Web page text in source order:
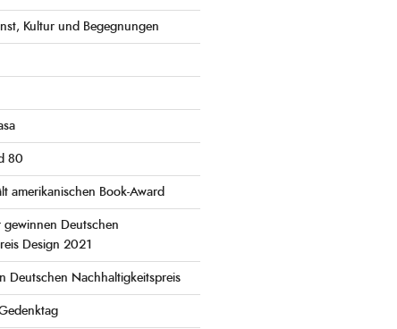
Kultur und Begegnungen
80
amerikanischen Book-Award
gewinnen Deutschen
Design 2021
Deutschen Nachhaltigkeitspreis